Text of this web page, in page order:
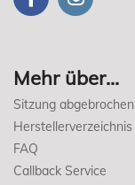
Mehr über...
Sitzung abgebrochen
Herstellerverzeichnis
FAQ
Callback Service